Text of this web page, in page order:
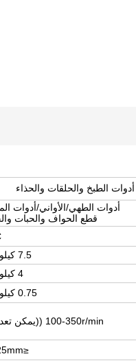
الطبخ والحلقات والحذاء
أدوات الطهي/الأواني/أدوات
قطع الحواف والحبات
7.5 كيلوواط
4 كيلوواط
0.75 كيلوواط
100-350r/min ((يمكن تعديلها)
≤Φ325mm